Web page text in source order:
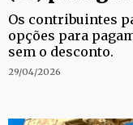
Os contribuintes
opções para
sem o desconto.
29/04/2026